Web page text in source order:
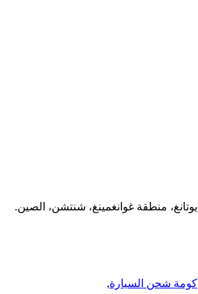
كومة شحن السيارة,